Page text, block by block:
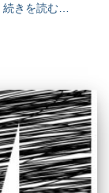
続きを読む…